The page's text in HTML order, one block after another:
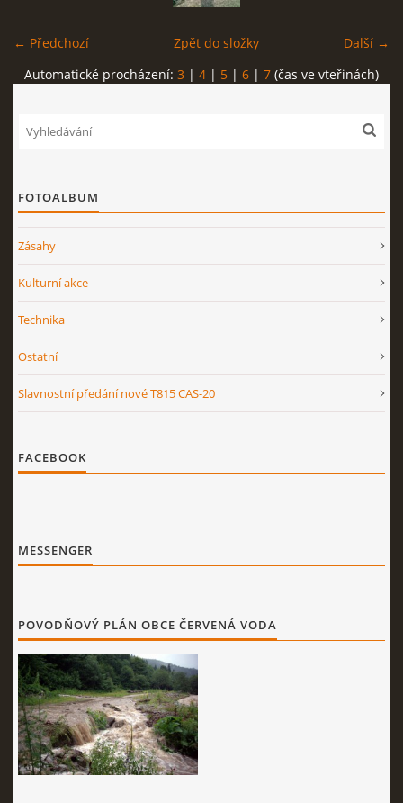
← Předchozí Další →
Zpět do složky
Automatické procházení: 3 | 4 | 5 | 6 | 7 (čas ve vteřinách)
FOTOALBUM
Zásahy
Kulturní akce
Technika
Ostatní
Slavnostní předání nové T815 CAS-20
FACEBOOK
MESSENGER
POVODŇOVÝ PLÁN OBCE ČERVENÁ VODA